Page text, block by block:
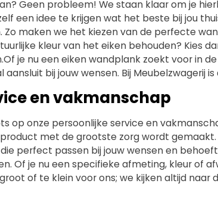
Geen probleem! We staan klaar om je
een idee te krijgen wat het beste bij jou
maken we het kiezen van de perfecte
kleur van het eiken behouden? Kies
je nu een eiken wandplank zoekt voor in
bij jouw wensen. Bij Meubelzwagerij
en vakmanschap
op onze persoonlijke service en
met de grootste zorg wordt
perfect passen bij jouw wensen en
Of je nu een specifieke afmeting, kleur of
of te klein voor ons; we kijken altijd